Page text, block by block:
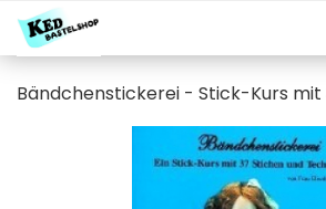
Bändchenstickerei - Stick-Kurs mit